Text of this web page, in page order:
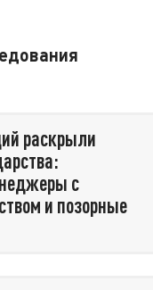
раскрыли
с
и позорные